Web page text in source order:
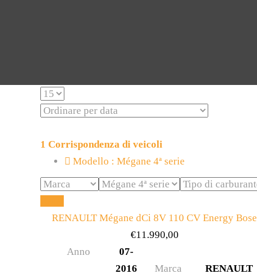
1 Corrispondenza di veicoli
Modello : Mégane 4ª serie
RENAULT Mégane dCi 8V 110 CV Energy Bose
€11.990,00
Anno
07-
2016
Marca
RENAULT